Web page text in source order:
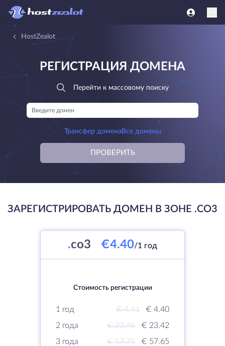
HostZealot
РЕГИСТРАЦИЯ ДОМЕНА
Перейти к массовому поиску
Трансфер домена Все домены
ПРОВЕРИТЬ
ЗАРЕГИСТРИРОВАТЬ ДОМЕН В ЗОНЕ .CO3
.co3 €4.40/1 год
Стоимость регистрации
1 год € 4.41
€ 4.40
2 года
€ 23.46
€ 23.42
3 года
€ 57.75
€ 57.65